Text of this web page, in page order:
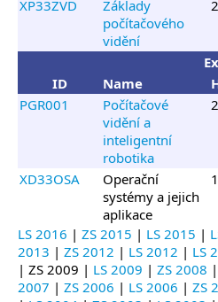
XP33ZVD
Základy
počítačového
vidění
ID
Name
PGR001
Počítačové
vidění a
inteligentní
robotika
XD33OSA
Operační
systémy a jejich
aplikace
LS 2016 | ZS 2015 | LS 2015 |
2013 | ZS 2012 | LS 2012 | LS
| ZS 2009 | LS 2009 | ZS 2008 |
2007 | ZS 2006 | LS 2006 | ZS